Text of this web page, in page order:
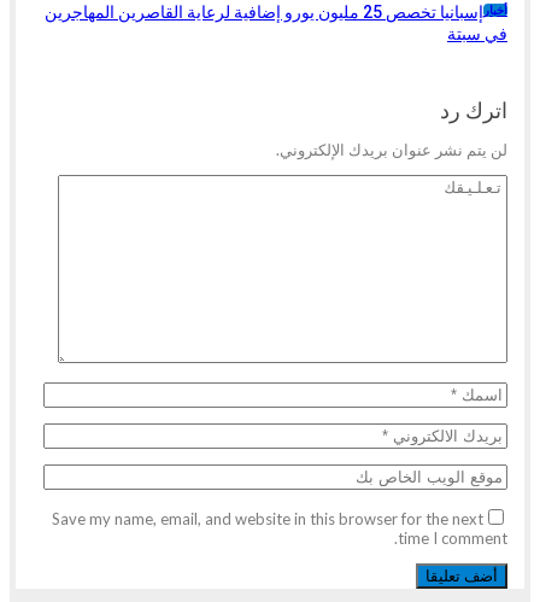
أخبار
إسبانيا تخصص 25 مليون يورو إضافية لرعاية القاصرين المهاجرين
في سبتة
اترك رد
لن يتم نشر عنوان بريدك الإلكتروني.
Save my name, email, and website in this browser for the next
time I comment.